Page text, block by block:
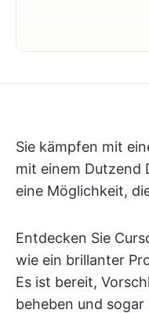
Sie kämpfen mit
mit einem Dutzend
eine Möglichkeit,
Entdecken Sie
wie ein brillanter
Es ist bereit,
beheben und sogar